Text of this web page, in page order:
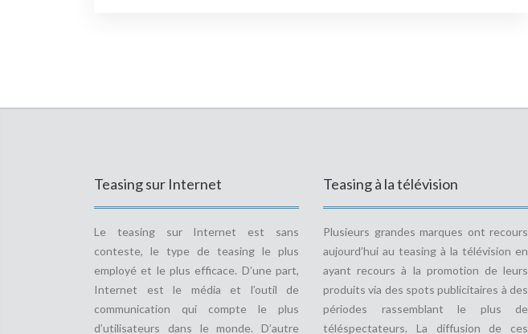
Teasing sur Internet
Le teasing sur Internet est sans
conteste, le type de teasing le plus
employé et le plus efficace. D’une part,
Internet est le média et l’outil de
communication qui compte le plus
d’utilisateurs dans le monde. D’autre
Teasing à la télévision
Plusieurs grandes marques ont recours
aujourd’hui au teasing à la télévision en
ayant recours à la promotion de leurs
produits via des spots publicitaires à des
périodes rassemblant le plus de
téléspectateurs. La diffusion de ces